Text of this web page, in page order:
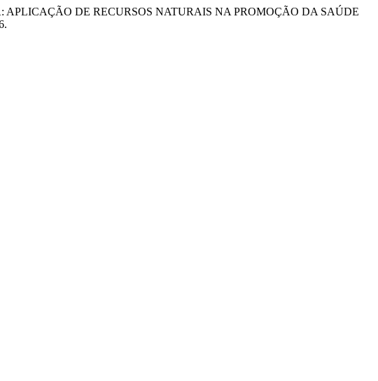
APLICAÇÃO DE RECURSOS NATURAIS NA PROMOÇÃO DA SAÚDE